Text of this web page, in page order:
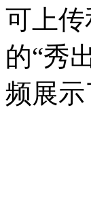
可上传
的“秀
频展